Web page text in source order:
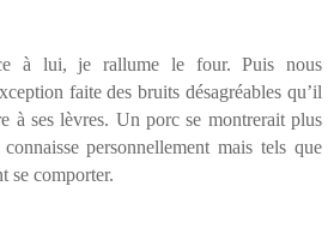
à lui, je rallume le four. Puis nous
faite des bruits désagréables qu’il
à ses lèvres. Un porc se montrerait plus
personnellement mais tels que
se comporter.